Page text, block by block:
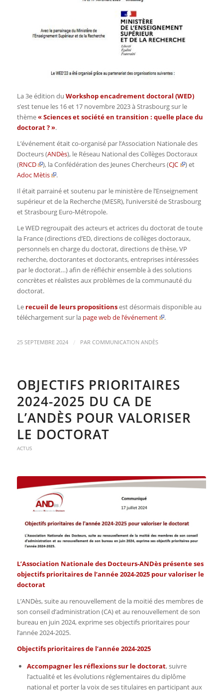
La 3e édition du Workshop encadrement doctoral (WED)
s’est tenue les 16 et 17 novembre 2023 à Strasbourg sur le
thème« Sciences et société en transition : quelle place du
doctorat ? ».
L’événement était co-organisé par l’Association Nationale des
Docteurs (ANDès), le Réseau National des Collèges Doctoraux
(RNCD ), la Confédération des Jeunes Chercheurs (CJC
) et
Adoc Mètis
.
Il était parrainé et soutenu par le ministère de l’Enseignement
supérieur et de la Recherche (MESR),l’université de Strasbourg
et Strasbourg Euro-Métropole.
Le WED regroupait des acteurs et actrices du doctorat de toute
la France (directions d’ED, directions de collèges doctoraux,
personnels en charge du doctorat, directions de thèse, VP
recherche, doctorantes et doctorants, entreprises intéressées
par le doctorat…) afin de réfléchir ensemble à des solutions
concrètes et réalistes aux problèmes de la communauté du
doctorat.
Lerecueil de leurs propositionsest désormais disponible au
téléchargement sur la page web de l’événement .
25 SEPTEMBRE 2024 / PAR COMMUNICATION ANDÈS
OBJECTIFS PRIORITAIRES
2024-2025 DU CA DE
L’ANDÈS POUR VALORISER
LE DOCTORAT
ACTUS
L’Association Nationale des Docteurs-ANDès présente ses
objectifs prioritaires de l’année 2024-2025 pour valoriser le
doctorat
L’ANDès, suite au renouvellement de la moitié des membres de
son conseil d’administration (CA) et au renouvellement de son
bureau en juin 2024, exprime ses objectifs prioritaires pour
l’année 2024-2025.
Objectifs prioritaires de l’année 2024-2025
Accompagner les réflexions sur le doctorat, suivre
l’actualité et les évolutions réglementaires du diplôme
national et porter la voix de ses titulaires en participant aux